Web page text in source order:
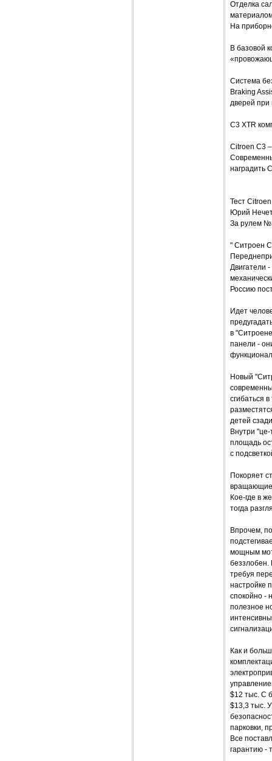
Отделка
На
В базовой
Система
Braking
дверей при
C3 XTR
Citroen C3
наградить
Тест
Юрий
За рулем
" Ситроен
Двигатели
Россию
Идeт
в
панели -
Новый
сгибаться
детей
Внутри
площадь
с
Покоряет
Кое-где в
тогда
Впрочем,
мощным
беззлобен.
требуя
настройке
спокойно -
полезное
Как и
$12 тыс. С
$13,3 тыс.
парковки,
Все
гарантию -